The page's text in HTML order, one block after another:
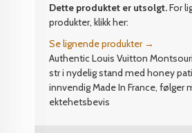
Dette produktet er utsolgt.For
produkter, klikk her:
Se lignende produkter →
Authentic Louis Vuitton
str i nydelig stand med honey
innvendig Made In France, følger
ektehetsbevis